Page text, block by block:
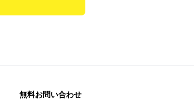
無料お問い合わせ